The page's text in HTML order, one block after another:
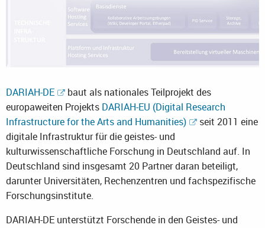
DARIAH-DE
baut als nationales Teilprojekt des
europaweiten Projekts DARIAH-EU (Digital Research
Infrastructure for the Arts and Humanities)
seit 2011 eine
digitale Infrastruktur für die geistes- und
kulturwissenschaftliche Forschung in Deutschland auf. In
Deutschland sind insgesamt 20 Partner daran beteiligt,
darunter Universitäten, Rechenzentren und fachspezifische
Forschungsinstitute.
DARIAH-DE unterstützt Forschende in den Geistes- und